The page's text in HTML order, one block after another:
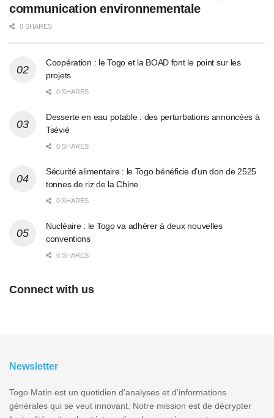
communication environnementale
0 SHARES
Coopération : le Togo et la BOAD font le point sur les
projets
0 SHARES
Desserte en eau potable : des perturbations annoncées à
Tsévié
0 SHARES
Sécurité alimentaire : le Togo bénéficie d’un don de 2525
tonnes de riz de la Chine
0 SHARES
Nucléaire : le Togo va adhérer à deux nouvelles
conventions
0 SHARES
Connect with us
Newsletter
Togo Matin est un quotidien d'analyses et d'informations
générales qui se veut innovant. Notre mission est de décrypter